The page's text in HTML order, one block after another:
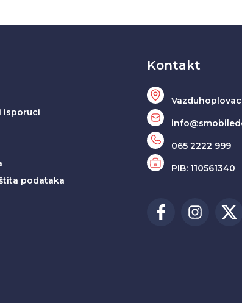
isporuci
podataka
Kontakt
065 2222 999
PIB: 110561340